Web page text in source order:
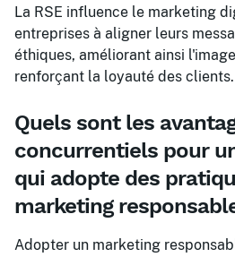
La RSE influence le marketing
entreprises à aligner leurs
éthiques, améliorant ainsi
renforçant la loyauté des clients.
Quels sont les
concurrentiels pour
qui adopte des
marketing
Adopter un marketing